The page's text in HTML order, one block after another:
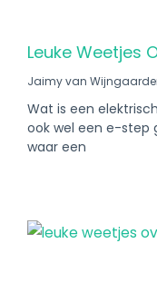
Leuke Weetjes
Jaimy van
Wat is een
ook wel een e-step
waar een